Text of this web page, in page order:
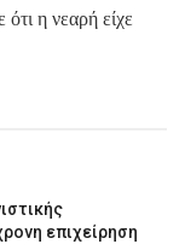
η νεαρή είχε
επιχείρηση